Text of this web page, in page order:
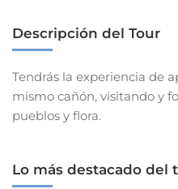
Descripción del Tour
Tendrás la experiencia de
mismo cañón, visitando y
pueblos y flora.
Lo más destacado del